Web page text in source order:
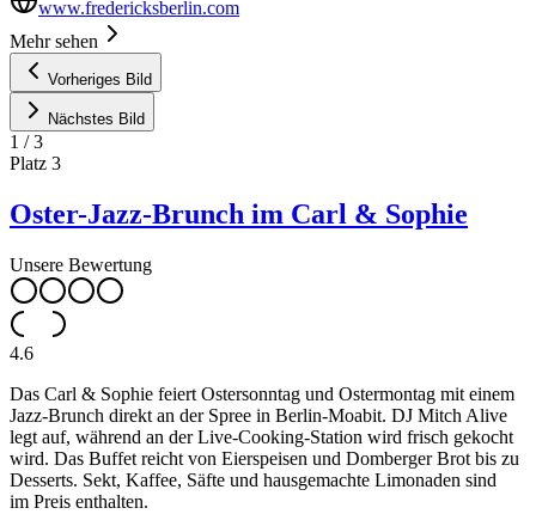
www.fredericksberlin.com
Mehr sehen
Vorheriges Bild
Nächstes Bild
1 /3
Platz 3
Oster-Jazz-Brunch im Carl & Sophie
Unsere Bewertung
4.6
Das Carl & Sophie feiert Ostersonntag und Ostermontag mit einem
Jazz-Brunch direkt an der Spree in Berlin-Moabit. DJ Mitch Alive
legt auf, während an der Live-Cooking-Station wird frisch gekocht
wird. Das Buffet reicht von Eierspeisen und Domberger Brot bis zu
Desserts. Sekt, Kaffee, Säfte und hausgemachte Limonaden sind
im Preis enthalten.